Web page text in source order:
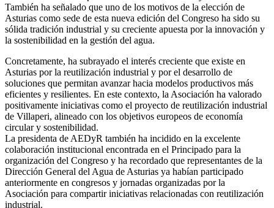
También ha señalado que uno de los motivos de la elección de
Asturias como sede de esta nueva edición del Congreso ha sido su
sólida tradición industrial y su creciente apuesta por la innovación y
la sostenibilidad en la gestión del agua.
Concretamente, ha subrayado el interés creciente que existe en
Asturias por la reutilización industrial y por el desarrollo de
soluciones que permitan avanzar hacia modelos productivos más
eficientes y resilientes. En este contexto, la Asociación ha valorado
positivamente iniciativas como el proyecto de reutilización industrial
de Villaperi, alineado con los objetivos europeos de economía
circular y sostenibilidad.
La presidenta de AEDyR también ha incidido en la excelente
colaboración institucional encontrada en el Principado para la
organización del Congreso y ha recordado que representantes de la
Dirección General del Agua de Asturias ya habían participado
anteriormente en congresos y jornadas organizadas por la
Asociación para compartir iniciativas relacionadas con reutilización
industrial.